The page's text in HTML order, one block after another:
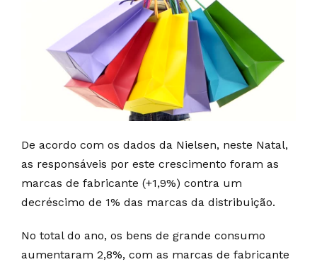
De acordo com os dados da Nielsen, neste Natal,
as responsáveis por este crescimento foram as
marcas de fabricante (+1,9%) contra um
decréscimo de 1% das marcas da distribuição.
No total do ano, os bens de grande consumo
aumentaram 2,8%, com as marcas de fabricante